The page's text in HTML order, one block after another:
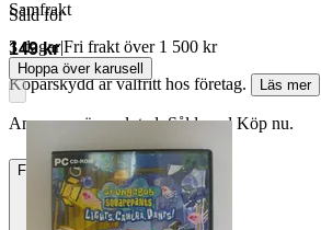
Såld för
149 kr
Köparskydd är valfritt hos företag.
Läs mer
Annonsen är avslutad. Såld med Köp nu.
Frakt Från 52 kr
Samfrakt
3 dagar|Fri frakt över 1 500 kr
Hoppa över karusell